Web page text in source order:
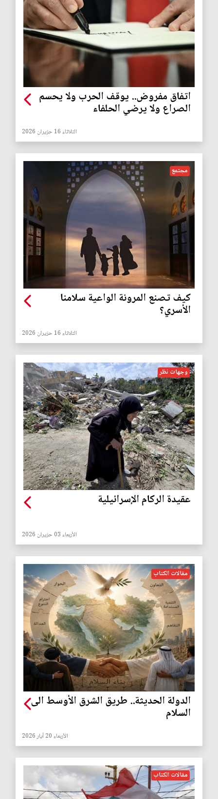
اتفاق مفروض.. يوقف الحرب ولا يحسم
الصراع ولا يرضي الحلفاء
الثلاثاء 16 حزيران 2026
مجتمع
كيف تصنع المرونة الواعية سلامنا
الأسري؟
الثلاثاء 16 حزيران 2026
وجهات نظر
عقيدة الركام الإسرائيلية
الأربعاء 03 حزيران 2026
مقالات الكتاب
الدولة الحديثة.. طريق الشرق الأوسط الى
السلام
الأربعاء 20 آيار 2026
مقالات الكتاب